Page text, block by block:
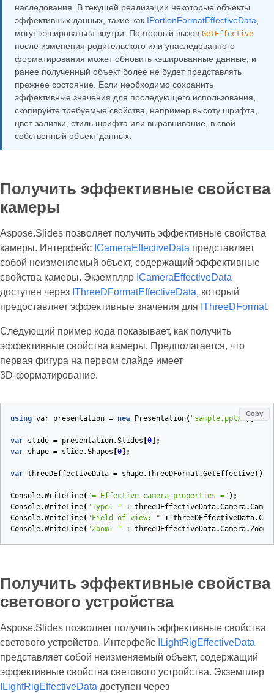
наследования. В текущей реализации некоторые объекты
эффективных данных, такие как IPortionFormatEffectiveData
могут кэшироваться внутри. Повторный вызов GetEffective
после изменения родительского или унаследованного
форматирования может обновить кэшированные данные, и
ранее полученный объект более не будет представлять
прежнее состояние. Если необходимо сохранить
эффективные значения для последующего использования,
скопируйте требуемые свойства, например высоту шрифта,
цвет заливки, стиль шрифта или выравнивание, в свой
собственный объект данных.
Получить эффективные свойства
камеры
Aspose.Slides позволяет получить эффективные свойства
камеры. Интерфейс ICameraEffectiveData представляет
собой неизменяемый объект, содержащий эффективные
свойства камеры. Экземпляр ICameraEffectiveData
доступен через IThreeDFormatEffectiveData, который
предоставляет эффективные значения для IThreeDFormat.
Следующий пример кода показывает, как получить
эффективные свойства камеры. Предполагается, что
первая фигура на первом слайде имеет
3D‑форматирование.
Copy
using var presentation = new Presentation( "sample.pptx");
var slide = presentation.Slides 0 ];
var shape = slide.Shapes 0 ];
var threeDEffectiveData = shape.ThreeDFormat .GetEffective();
Console.WriteLine( "= Effective camera properties =" );
Console.WriteLine( "Type: " + threeDEffectiveData.Camera.
Console.WriteLine( "Field of view: " + threeDEffectiveData.
Console.WriteLine( "Zoom: " + threeDEffectiveData.Camera. Zoom
Получить эффективные свойства
светового устройства
Aspose.Slides позволяет получить эффективные свойства
светового устройства. Интерфейс
ILightRigEffectiveData
представляет собой неизменяемый объект, содержащий
эффективные свойства светового устройства. Экземпляр
ILightRigEffectiveData доступен через